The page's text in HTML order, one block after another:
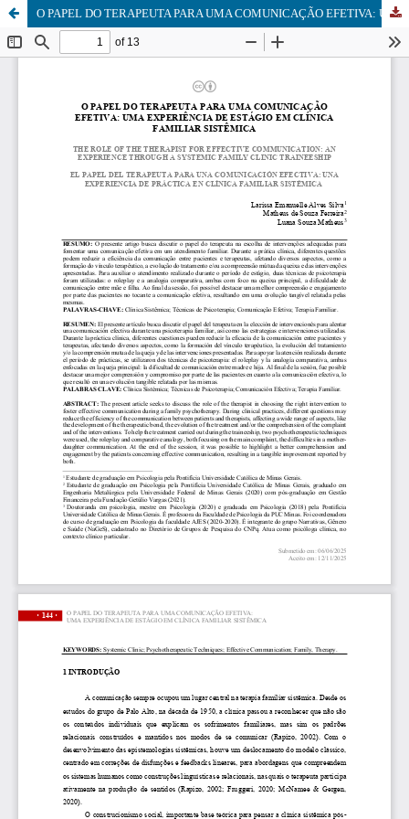
O PAPEL DO TERAPEUTA PARA UMA COMUNICAÇÃO EFETIVA: UMA EXPERIÊNCIA DE ESTÁGIO EM CLÍNICA FAMILIAR SISTÊMICA